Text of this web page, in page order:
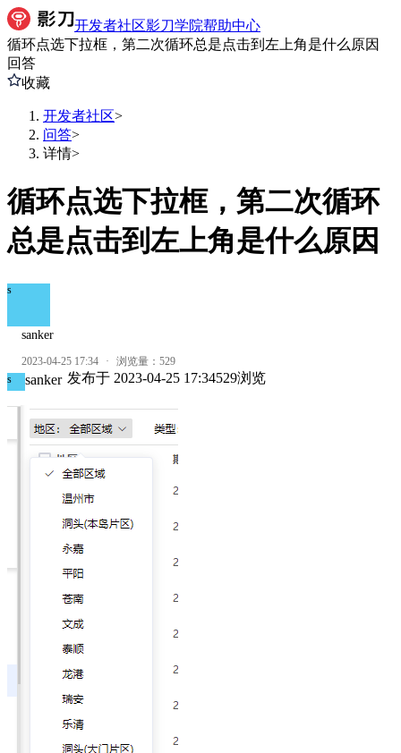
开发者社区影刀学院帮助中心
循环点选下拉框，第二次循环总是点击到左上角是什么原因
回答
收藏
开发者社区>
问答>
详情>
循环点选下拉框，第二次循环
总是点击到左上角是什么原因
s
sanker
2023-04-25 17:34 · 浏览量： 529
s
sanker 发布于 2023-04-25 17:34529浏览